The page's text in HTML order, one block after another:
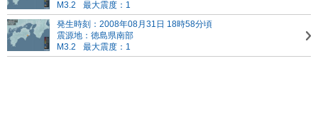
M3.2
最大震度：1
発生時刻：2008年08月31日 18時58分頃
震源地：徳島県南部
M3.2
最大震度：1